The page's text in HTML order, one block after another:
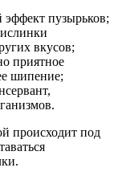
пузырьков;
вкусов;
приятное
шипение;
происходит под